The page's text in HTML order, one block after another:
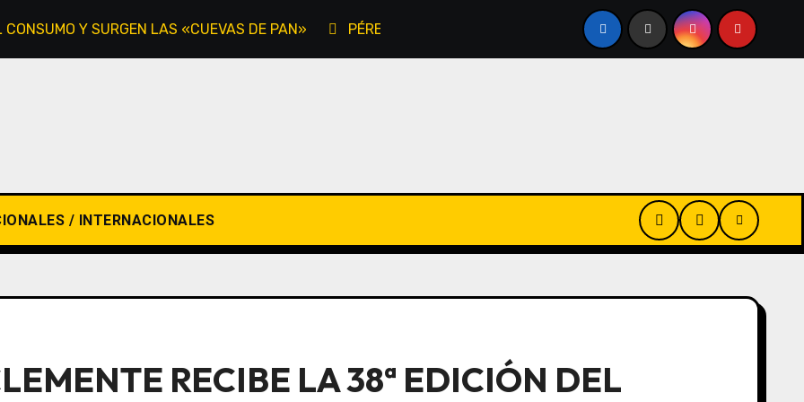
Y SURGEN LAS «CUEVAS DE PAN» PÉREZ-REVERTE CONTRA MATT DAMON EN LA ODISEA: «NO ES EL
/ INTERNACIONALES
RECIBE LA 38ª EDICIÓN DEL